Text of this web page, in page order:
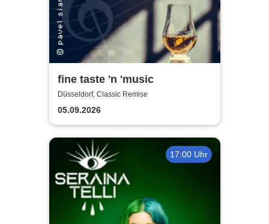
fine taste 'n 'music
Düsseldorf, Classic Remise
05.09.2026
17:00 Uhr